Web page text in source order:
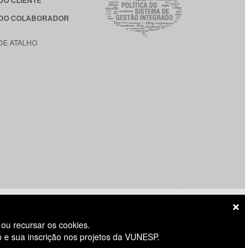
COLABORADOR
ATALHO
das 8h às 18h
recursar os cookies.
sua inscrição nos projetos da VUNESP.